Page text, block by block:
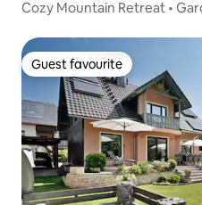
Cozy Mountain Retreat •
Guest favourite
Guest favourite